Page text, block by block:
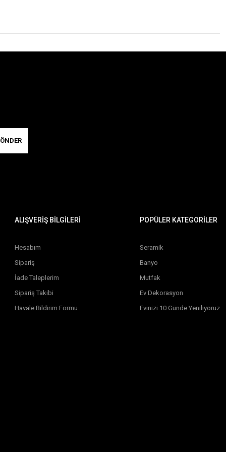
ALIŞVERİŞ BİLGİLERİ
Hesabım
Sipariş
İade Taleplerim
Sipariş Takibi
Havale Bildirim Formu
POPÜLER KATEGORİLER
Seramik
Banyo
Mutfak
Ev Dekorasyon
Evinizi 10 Günde Yeniliyoruz